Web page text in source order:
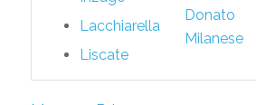
Lacchiarella
Liscate
Donato
Milanese